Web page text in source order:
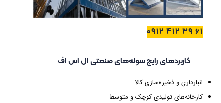
61 39 412 0912
کاربردهای رایج سوله‌های صنعتی ال اس اف
انبارداری و ذخیره‌سازی کالا
کارخانه‌های تولیدی کوچک و متوسط